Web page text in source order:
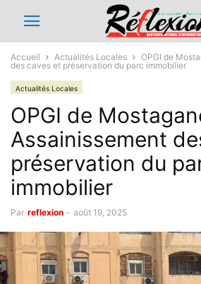
Accueil Actualités Locales
OPGI de
des caves et préservation du parc immobilier
Actualités Locales
OPGI de
Assainissement
préservation du
immobilier
Par reflexion - août 19, 2025